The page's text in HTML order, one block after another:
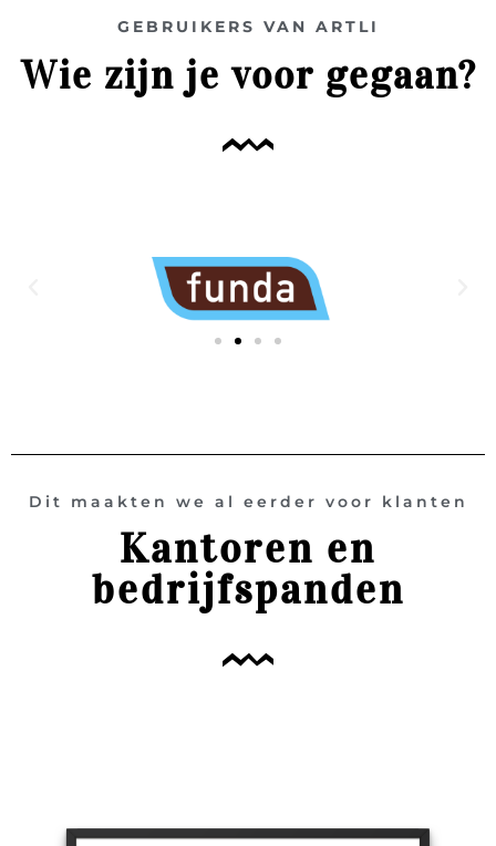
GEBRUIKERS VAN ARTLI
Wie zijn je voor gegaan?
Dit maakten we al eerder voor klanten
Kantoren en
bedrijfspanden